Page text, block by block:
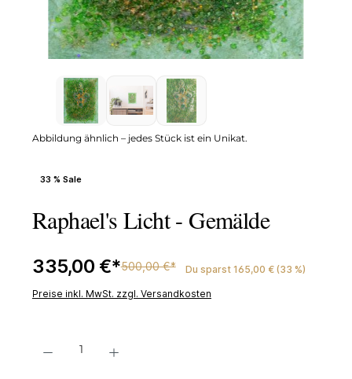
Abbildung ähnlich – jedes Stück ist ein Unikat.
33 % Sale
Raphael's Licht - Gemälde
335,00 €*500,00 €* Du sparst 165,00 € (33 %)
Preise inkl. MwSt. zzgl. Versandkosten